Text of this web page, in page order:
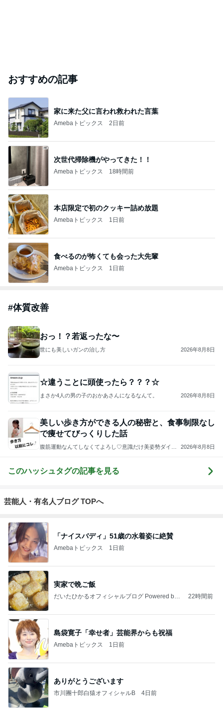
おすすめの記事
家に来た父に言われ救われた言葉
Amebaトピックス 2日前
次世代掃除機がやってきた！！
Amebaトピックス 18時間前
本店限定で初のクッキー詰め放題
Amebaトピックス 1日前
食べるのが怖くても会った大先輩
Amebaトピックス 1日前
#体質改善
おっ！？若返ったな〜
世にも美しいガンの治し方 2026年8月8日
☆違うことに頭使ったら？？？☆
まさか4人の男の子のおかあさんになるなんて。 2026年8月8日
美しい歩き方ができる人の秘密と、食事制限なし
で痩せてびっくりした話
腹筋運動なんてしなくてよろし♡意識だけ美姿勢ダイエ
2026年8月8日
このハッシュタグの記事を見る
芸能人・有名人ブログ TOPへ
「ナイスバディ」51歳の水着姿に絶賛
Amebaトピックス 1日前
実家で晩ご飯
だいたひかるオフィシャルブログ Powered by
22時間前
島袋寛子「幸せ者」芸能界からも祝福
Amebaトピックス 1日前
ありがとうございます
市川團十郎白猿オフィシャルB 4日前